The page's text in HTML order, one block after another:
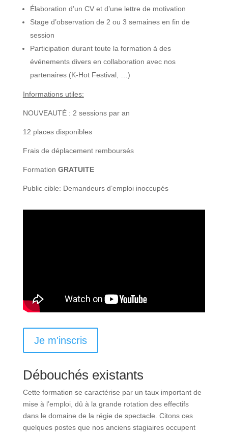
Élaboration d’un CV et d’une lettre de motivation
Stage d’observation de 2 ou 3 semaines en fin de
session
Participation durant toute la formation à des
événements divers en collaboration avec nos
partenaires (K-Hot Festival, …)
Informations utiles:
NOUVEAUTÉ : 2 sessions par an
12 places disponibles
Frais de déplacement remboursés
Formation GRATUITE
Public cible: Demandeurs d’emploi inoccupés
Je m'inscris
Débouchés existants
Cette formation se caractérise par un taux important de
mise à l’emploi, dû à la grande rotation des effectifs
dans le domaine de la régie de spectacle. Citons ces
quelques postes que nos anciens stagiaires occupent